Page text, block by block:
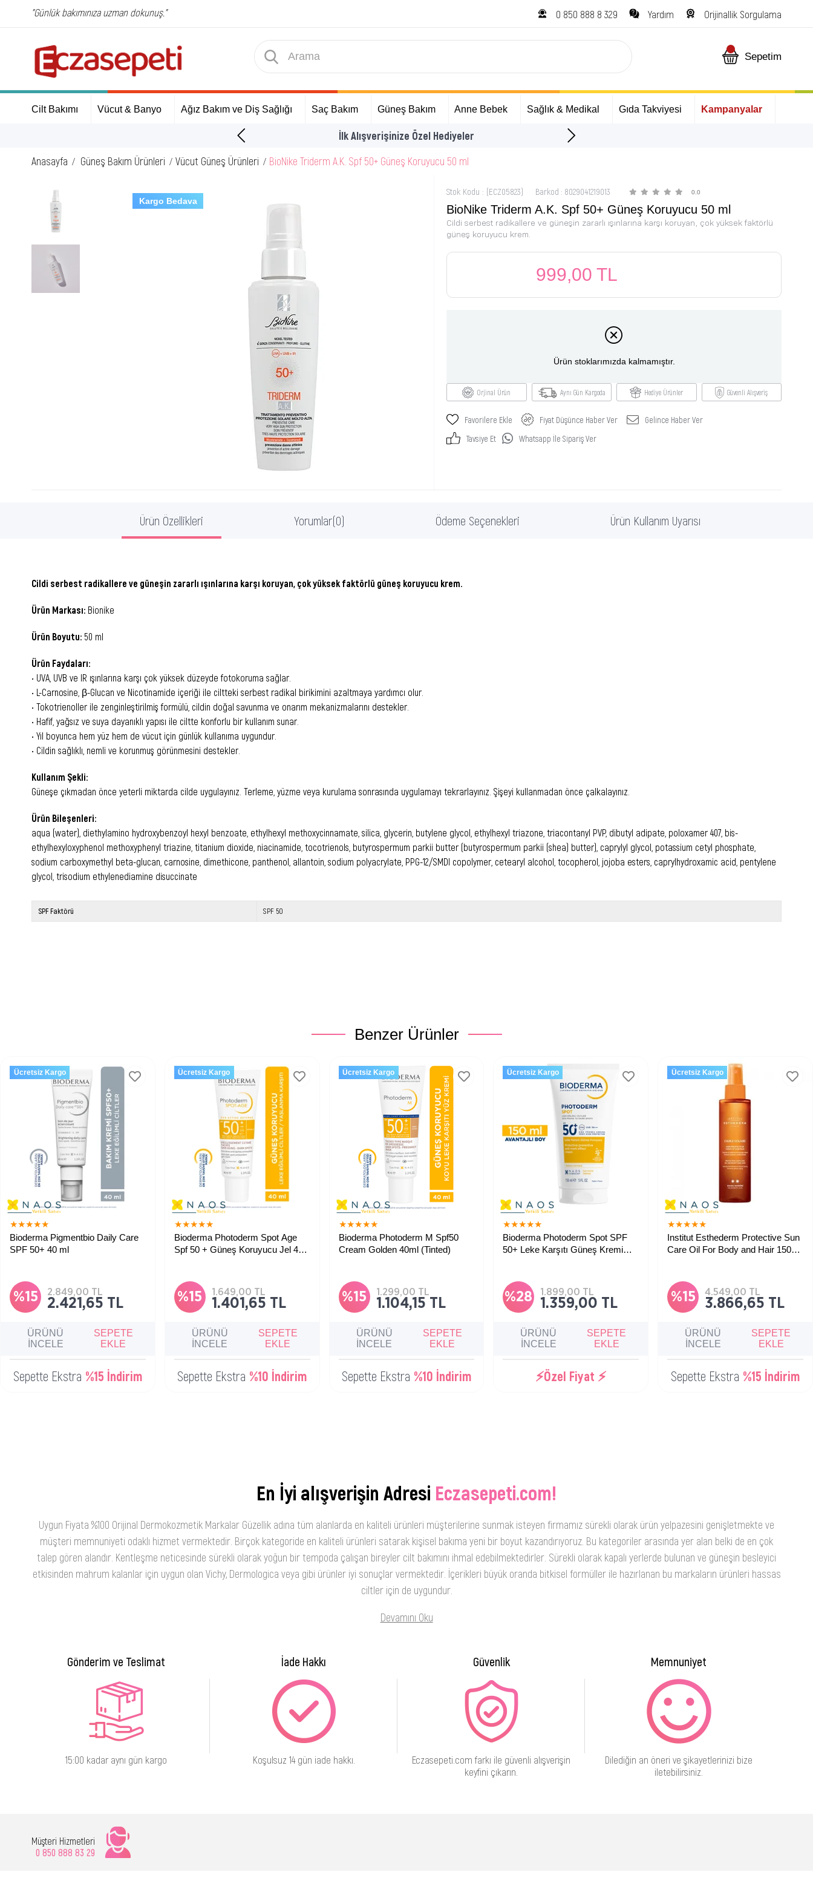
"Günlük bakımınıza uzman dokunuş." 0 850 888 8 329 Yardım Orijinallik Sorgulama
Sepetim
Cilt Bakımı Vücut & Banyo Ağız Bakım ve Diş Sağlığı Saç Bakım Güneş Bakım Anne Bebek Sağlık & Medikal Gıda Takviyesi Kampanyalar
İlk Alışverişinize Özel Hediyeler
Anasayfa
Güneş Bakım Ürünleri Vücut Güneş Ürünleri BioNike Triderm A.K. Spf 50+ Güneş Koruyucu 50 ml
Kargo Bedava
Stok Kodu (ECZ05823) Barkod : 8029041219013 0.0
BioNike Triderm A.K. Spf 50+ Güneş Koruyucu 50 ml
Cildi serbest radikallere ve güneşin zararlı ışınlarına karşı koruyan, çok yüksek faktörlü
güneş koruyucu krem.
999,00 TL
Ürün stoklarımızda kalmamıştır.
Orjinal Ürün Aynı Gün Kargoda Hediye Ürünler Güvenli Alışveriş
Favorilere Ekle Fiyat Düşünce Haber Ver
Gelince Haber Ver
Tavsiye Et
Whatsapp İle Sipariş Ver
Ürün Özellikleri Yorumlar(0) Ödeme Seçenekleri Ürün Kullanım Uyarısı
Cildi serbest radikallere ve güneşin zararlı ışınlarına karşı koruyan, çok yüksek faktörlü güneş koruyucu krem.
Ürün Markası: Bionike
Ürün Boyutu: 50 ml
Ürün Faydaları:
• UVA, UVB ve IR ışınlarına karşı çok yüksek düzeyde fotokoruma sağlar.
• L-Carnosine, β-Glucan ve Nicotinamide içeriği ile ciltteki serbest radikal birikimini azaltmaya yardımcı olur.
• Tokotrienoller ile zenginleştirilmiş formülü, cildin doğal savunma ve onarım mekanizmalarını destekler.
• Hafif, yağsız ve suya dayanıklı yapısı ile ciltte konforlu bir kullanım sunar.
• Yıl boyunca hem yüz hem de vücut için günlük kullanıma uygundur.
• Cildin sağlıklı, nemli ve korunmuş görünmesini destekler.
Kullanım Şekli:
Güneşe çıkmadan önce yeterli miktarda cilde uygulayınız. Terleme, yüzme veya kurulama sonrasında uygulamayı tekrarlayınız. Şişeyi kullanmadan önce çalkalayınız.
Ürün Bileşenleri:
aqua (water), diethylamino hydroxybenzoyl hexyl benzoate, ethylhexyl methoxycinnamate, silica, glycerin, butylene glycol, ethylhexyl triazone, triacontanyl PVP, dibutyl adipate, poloxamer 407, bis-
ethylhexyloxyphenol methoxyphenyl triazine, titanium dioxide, niacinamide, tocotrienols, butyrospermum parkii butter (butyrospermum parkii (shea) butter), caprylyl glycol, potassium cetyl phosphate,
sodium carboxymethyl beta-glucan, carnosine, dimethicone, panthenol, allantoin, sodium polyacrylate, PPG-12/SMDI copolymer, cetearyl alcohol, tocopherol, jojoba esters, caprylhydroxamic acid, pentylene
glycol, trisodium ethylenediamine disuccinate
SPF Faktörü SPF 50
Benzer Ürünler
★★★★★
Bioderma Pigmentbio Daily Care
SPF 50+ 40 ml
gündüz bakım kremi.
%15 2.421,65 TL
2.849,00 TL
Sepette Ekstra %15 İndirim
Ücretsiz Kargo
ÜRÜNÜ
İNCELE
SEPETE
EKLE
★★★★★
Bioderma Photoderm Spot Age
Spf 50 + Güneş Koruyucu Jel 40
%15 1.401,65 TL
1.649,00 TL
Sepette Ekstra %10 İndirim
Ücretsiz Kargo
ÜRÜNÜ
İNCELE
SEPETE
EKLE
★★★★★
Bioderma Photoderm M Spf50
Cream Golden 40ml (Tinted)
%15 1.104,15 TL
1.299,00 TL
Sepette Ekstra %10 İndirim
Ücretsiz Kargo
ÜRÜNÜ
İNCELE
SEPETE
EKLE
★★★★★
Bioderma Photoderm Spot SPF
50+ Leke Karşıtı Güneş Kremi
%28 1.359,00 TL
1.899,00 TL
⚡Özel Fiyat ⚡
Ücretsiz Kargo
ÜRÜNÜ
İNCELE
SEPETE
EKLE
★★★★★
Institut Esthederm Protective Sun
Care Oil For Body and Hair 150
%15 3.866,65 TL
4.549,00 TL
Sepette Ekstra %15 İndirim
Ücretsiz Kargo
ÜRÜNÜ
İNCELE
SEPETE
EKLE
En İyi alışverişin Adresi Eczasepeti.com!
Uygun Fiyata %100 Orijinal Dermokozmetik Markalar Güzellik adına tüm alanlarda en kaliteli ürünleri müşterilerine sunmak isteyen firmamız sürekli olarak ürün yelpazesini genişletmekte ve
müşteri memnuniyeti odaklı hizmet vermektedir. Birçok kategoride en kaliteli ürünleri satarak kişisel bakıma yeni bir boyut kazandırıyoruz. Bu kategoriler arasında yer alan belki de en çok
talep gören alandır. Kentleşme neticesinde sürekli olarak yoğun bir tempoda çalışan bireyler cilt bakımını ihmal edebilmektedirler. Sürekli olarak kapalı yerlerde bulunan ve güneşin besleyici
etkisinden mahrum kalanlar için uygun olan Vichy, Dermologica veya gibi ürünler iyi sonuçlar vermektedir. İçerikleri büyük oranda bitkisel formüller ile hazırlanan bu markaların ürünleri hassas
ciltler için de uygundur.
Devamını Oku
Gönderim ve Teslimat
15:00 kadar aynı gün kargo
İade Hakkı
Koşulsuz 14 gün iade hakkı.
Güvenlik
Eczasepeti.com farkı ile güvenli alışverişin
keyfini çıkarın.
Memnuniyet
Dilediğin an öneri ve şikayetlerinizi bize
iletebilirsiniz.
Müşteri Hizmetleri
0 850 888 83 29